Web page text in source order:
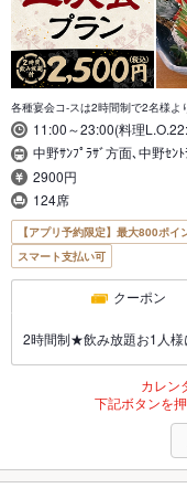
各種宴会コ-スは2時間制で2名様よ
11:00～23:00(料理
中野ｻﾝﾌﾟﾗｻﾞ方面､中野ｾﾝ
2900円
124席
【アプリ予約限定】最大800ポイ
スマート支払い可
クーポン
2時間制★飲み放題お1人様
カレン
下記ボタンを